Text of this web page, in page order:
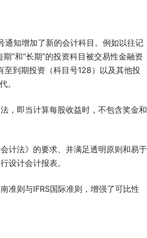
知增加了新的会计科目。例如以往记
”和“长期”的投资科目被交易性金融资
至到期投资（科目号128）以及其他投
。
，即当计算每股收益时，不包含奖金和
计法》的要求、并满足透明原则和易于
设计会计报表。
准则与IFRS国际准则，增强了可比性